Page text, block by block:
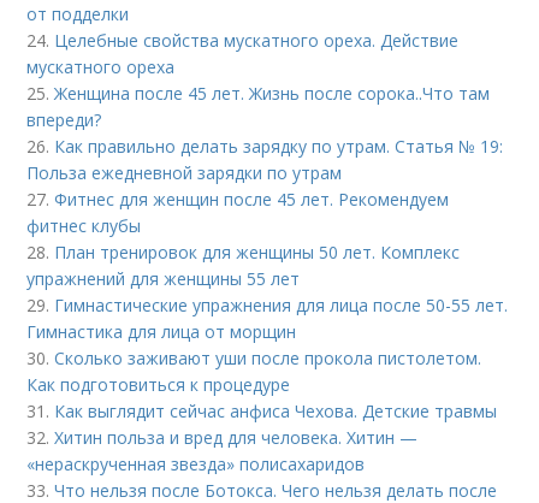
от подделки
24. Целебные свойства мускатного ореха. Действие
мускатного ореха
25.Женщина после 45 лет. Жизнь после сорока..Что там
впереди?
26. Как правильно делать зарядку по утрам. Статья № 19:
Польза ежедневной зарядки по утрам
27.Фитнес для женщин после 45 лет. Рекомендуем
фитнес клубы
28. План тренировок для женщины 50 лет. Комплекс
упражнений для женщины 55 лет
29. Гимнастические упражнения для лица после 50-55 лет.
Гимнастика для лица от морщин
30.Сколько заживают уши после прокола пистолетом.
Как подготовиться к процедуре
31. Как выглядит сейчас анфиса Чехова. Детские травмы
32.Хитин польза и вред для человека. Хитин —
«нераскрученная звезда» полисахаридов
33.Что нельзя после Ботокса. Чего нельзя делать после